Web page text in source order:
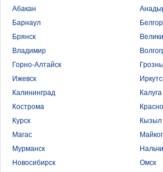
Абакан
Барнаул
Брянск
Владимир
Горно-Алтайск
Ижевск
Калининград
Калуга
Кострома
Курск
Кызыл
Магас
Мурманск
Новосибирск
Омск